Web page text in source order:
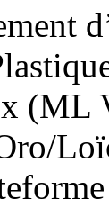
(ML